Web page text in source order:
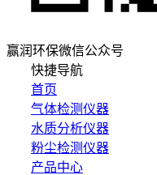
赢润环保微信公众号
快捷导航
首页
气体检测仪器
水质分析仪器
粉尘检测仪器
产品中心